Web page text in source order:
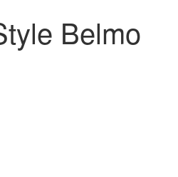
Belmo